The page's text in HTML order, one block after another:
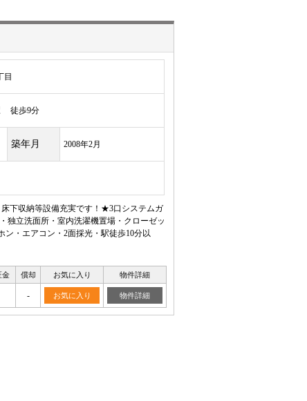
目
徒歩9分
築年月 2008年2月
下収納等設備充実です！★3口システムガ
独立洗面所・室内洗濯機置場・クローゼッ
ン・エアコン・2面採光・駅徒歩10分以
金 償却 お気に入り 物件詳細
- お気に入り 物件詳細